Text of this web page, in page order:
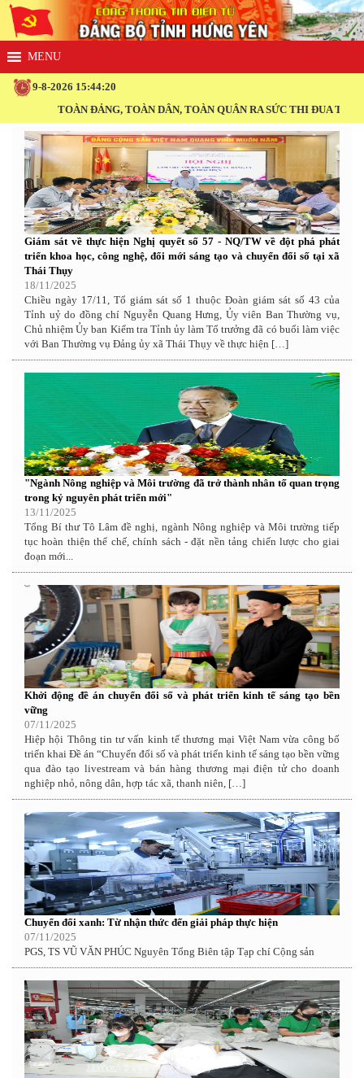
9-8-2026 15:44:21
TOÀN ĐẢNG, TOÀN DÂN, TOÀN QUÂN RA SỨC THI ĐUA THỰC HIỆN
Giám sát về thực hiện Nghị quyết số 57 - NQ/TW về đột phá phát
triển khoa học, công nghệ, đổi mới sáng tạo và chuyển đổi số tại xã
Thái Thụy
18/11/2025
Chiều ngày 17/11, Tổ giám sát số 1 thuộc Đoàn giám sát số 43 của
Tỉnh uỷ do đồng chí Nguyễn Quang Hưng, Ủy viên Ban Thường vụ,
Chủ nhiệm Ủy ban Kiểm tra Tỉnh ủy làm Tổ trưởng đã có buổi làm việc
với Ban Thường vụ Đảng ủy xã Thái Thụy về thực hiện […]
"Ngành Nông nghiệp và Môi trường đã trở thành nhân tố quan trọng
trong kỷ nguyên phát triển mới"
13/11/2025
Tổng Bí thư Tô Lâm đề nghị, ngành Nông nghiệp và Môi trường tiếp
tục hoàn thiện thể chế, chính sách - đặt nền tảng chiến lược cho giai
đoạn mới...
Khởi động đề án chuyển đổi số và phát triển kinh tế sáng tạo bền
vững
07/11/2025
Hiệp hội Thông tin tư vấn kinh tế thương mại Việt Nam vừa công bố
triển khai Đề án “Chuyển đổi số và phát triển kinh tế sáng tạo bền vững
qua đào tạo livestream và bán hàng thương mại điện tử cho doanh
nghiệp nhỏ, nông dân, hợp tác xã, thanh niên, […]
Chuyển đổi xanh: Từ nhận thức đến giải pháp thực hiện
07/11/2025
PGS, TS VŨ VĂN PHÚC Nguyên Tổng Biên tập Tạp chí Cộng sản